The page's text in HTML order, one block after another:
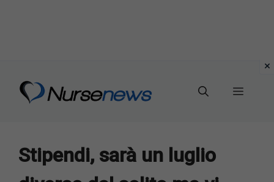
Menu
Stipendi, sarà un luglio